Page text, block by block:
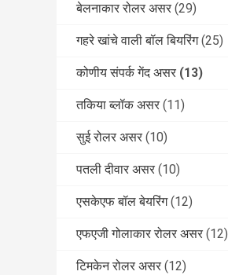
बेलनाकार रोलर असर (29)
गहरे खांचे वाली बॉल बियरिंग (25)
कोणीय संपर्क गेंद असर (13)
तकिया ब्लॉक असर (11)
सुई रोलर असर (10)
पतली दीवार असर (10)
एसकेएफ बॉल बेयरिंग (12)
एफएजी गोलाकार रोलर असर (12)
टिमकेन रोलर असर (12)